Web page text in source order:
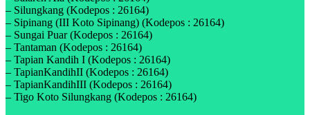
– Silungkang (Kodepos : 26164)
– Sipinang (III Koto Sipinang) (Kodepos : 26164)
– Sungai Puar (Kodepos : 26164)
– Tantaman (Kodepos : 26164)
– Tapian Kandih I (Kodepos : 26164)
– TapianKandihII (Kodepos : 26164)
– TapianKandihIII (Kodepos : 26164)
– Tigo Koto Silungkang (Kodepos : 26164)